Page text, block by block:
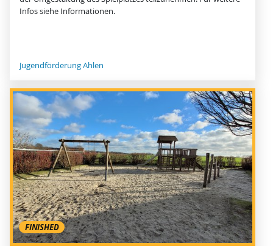
Infos siehe Informationen.
Jugendförderung Ahlen
FINISHED